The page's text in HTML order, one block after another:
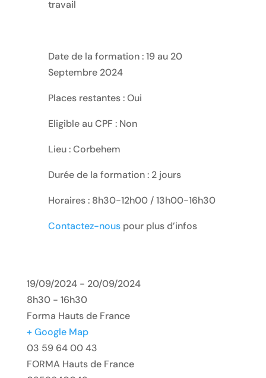
travail
Date de la formation : 19 au 20
Septembre 2024
Places restantes : Oui
Eligible au CPF : Non
Lieu : Corbehem
Durée de la formation : 2 jours
Horaires : 8h30-12h00 / 13h00-16h30
Contactez-nouspour plus d’infos
19/09/2024 - 20/09/2024
8h30 - 16h30
Forma Hauts de France
+ Google Map
03 59 64 00 43
FORMA Hauts de France